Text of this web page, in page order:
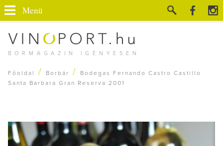
BORMAGAZIN IGÉNYESEN
Menü
Főoldal / Borbár /
Bodegas Fernando Castro Castillo
Santa Barbara Gran Reserva 2001